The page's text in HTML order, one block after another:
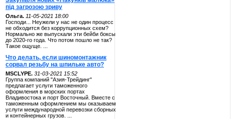
під загрозою зриву
Ольга. 11-05-2021 18:00
Господи... Неужели у нас не один процесс
не обходится без коррупционных схем?
Нормально же выпускали эти бейби боксы
до 2020-го года. Что потом пошло не так?
Такое ощуще. ...
Что делать, если шиномонтажник
сорвал резьбу на шпильке авто?
MSCLYPE. 31-03-2021 15:52
Группа компаний "Азия-Трейдинг"
предлагает услуги таможенного
оформления в морских портах
Владивостока и порт Восточный. Вместе с
таможенным оформлением мы оказываем
услуги международной перевозки сборных
и контейнерных грузов. ...